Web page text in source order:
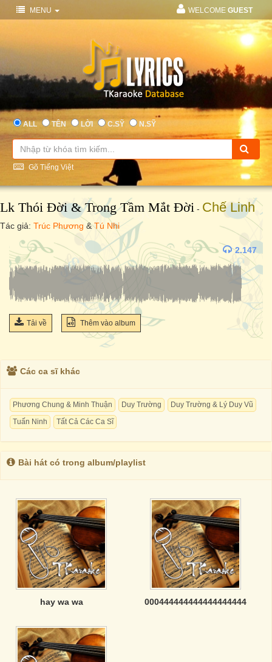
MENU WELCOME GUEST
ALL TÊN LỜI C.SỸ N.SỸ
Gõ Tiếng Việt
Lk Thói Đời & Trong Tầm Mắt Đời - Chế Linh
Tác giả: Trúc Phương &Tú Nhi
2.147
Tải về Thêm vào album
Các ca sĩ khác
Phương Chung & Minh Thuận Duy Trường
Duy Trường & Lý Duy Vũ
Tuấn Ninh
Tất Cả Các Ca Sĩ
Bài hát có trong album/playlist
hay wa wa 000444444444444444444